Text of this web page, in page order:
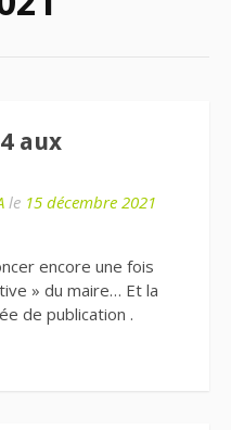
aux
le 15 décembre 2021
encore une fois
» du maire… Et la
de publication .